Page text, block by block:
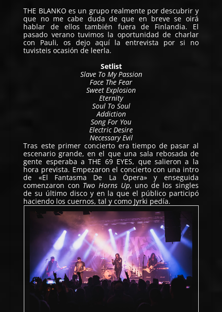
THE BLANKO es un grupo realmente por descubrir y
que no me cabe duda de que en breve se oirá
hablar de ellos también fuera de Finlandia. El
pasado verano tuvimos la oportunidad de charlar
con Pauli, os dejo aquíla entrevista por si no
tuvisteis ocasión de leerla.
Setlist
Slave To My Passion
Face The Fear
Sweet Explosion
Eternity
Soul To Soul
Addiction
Song For You
Electric Desire
Necessary Evil
Tras este primer concierto era tiempo de pasar al
escenario grande, en el que una sala rebosada de
gente esperaba aTHE 69 EYES, que salieron a la
hora prevista. Empezaron el concierto con una intro
de «El Fantasma De La Ópera» y enseguida
comenzaron con Two Horns Up, uno de los singles
de su último disco y en la que el público participó
haciendo los cuernos, tal y como Jyrki pedía.